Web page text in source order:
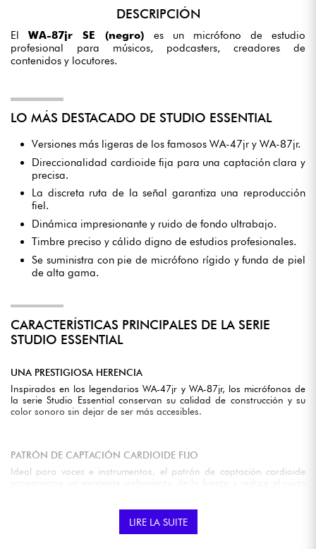
DESCRIPCIÓN
ElWA-87jr SE (negro) es un micrófono de estudio
profesional para músicos, podcasters, creadores de
contenidos y locutores.
LO MÁS DESTACADO DE STUDIO ESSENTIAL
Versiones más ligeras de los famosos WA-47jr y WA-87jr.
Direccionalidad cardioide fija para una captación clara y
precisa.
La discreta ruta de la señal garantiza una reproducción
fiel.
Dinámica impresionante y ruido de fondo ultrabajo.
Timbre preciso y cálido digno de estudios profesionales.
Se suministra con pie de micrófono rígido y funda de piel
de alta gama.
CARACTERÍSTICAS PRINCIPALES DE LA SERIE
STUDIO ESSENTIAL
UNA PRESTIGIOSA HERENCIA
Inspirados en los legendarios WA-47jr y WA-87jr, los micrófonos de
la serie Studio Essential conservan su calidad de construcción y su
color sonoro sin dejar de ser más accesibles.
PATRÓN DE CAPTACIÓN CARDIOIDE FIJO
Ideal para voces e instrumentos, el patrón de captación cardioide
CALIDAD DE SONIDO PROFESIONAL
LIRE LA SUITE